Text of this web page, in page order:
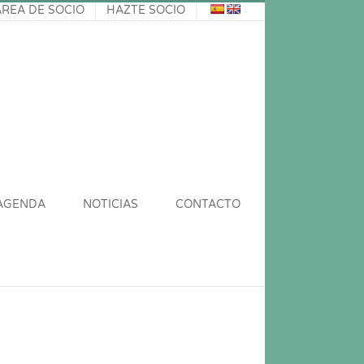
DE SOCIO HAZTE SOCIO
NOTICIAS CONTACTO